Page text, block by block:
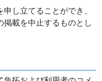
し立てることができ、
掲載を中止するものとし